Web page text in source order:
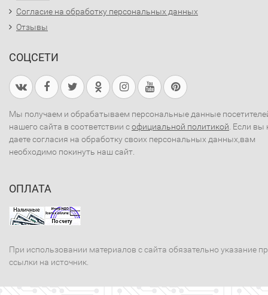
Согласие на обработку персональных данных
Отзывы
СОЦСЕТИ
Мы получаем и обрабатываем персональные данные
нашего сайта в соответствии софициальной политикой . Если вы
даете согласия на обработку своих персональных данных,вам
необходимо покинуть наш сайт.
ОПЛАТА
При использовании материалов с сайта обязательно указание
ссылки на источник.